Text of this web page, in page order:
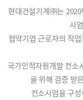
현대건설기계㈜는
시
협약기업 근로자의 직
국가인적자원개발 컨소
을 위해 검증 받
컨소시엄을 구